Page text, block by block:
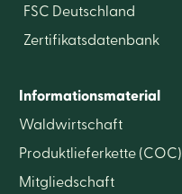
FSC Deutschland
Zertifikatsdatenbank
Informationsmaterial
Waldwirtschaft
Produktlieferkette (COC)
Mitgliedschaft